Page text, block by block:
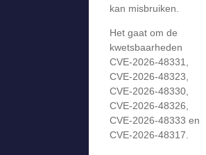
kan misbruiken.
Het gaat om de
kwetsbaarheden
CVE-2026-48331,
CVE-2026-48323,
CVE-2026-48330,
CVE-2026-48326,
CVE-2026-48333 en
CVE-2026-48317.